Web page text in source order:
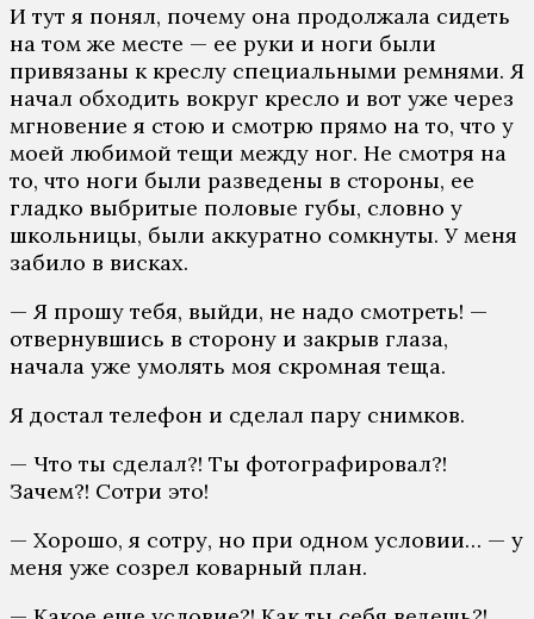
И тут я понял, почему она продолжала сидеть
на том же месте — ее руки и ноги были
привязаны к креслу специальными ремнями. Я
начал обходить вокруг кресло и вот уже через
мгновение я стою и смотрю прямо на то, что у
моей любимой тещи между ног. Не смотря на
то, что ноги были разведены в стороны, ее
гладко выбритые половые губы, словно у
школьницы, были аккуратно сомкнуты. У меня
забило в висках.
— Я прошу тебя, выйди, не надо смотреть! —
отвернувшись в сторону и закрыв глаза,
начала уже умолять моя скромная теща.
Я достал телефон и сделал пару снимков.
— Что ты сделал?! Ты фотографировал?!
Зачем?! Сотри это!
— Хорошо, я сотру, но при одном условии… — у
меня уже созрел коварный план.